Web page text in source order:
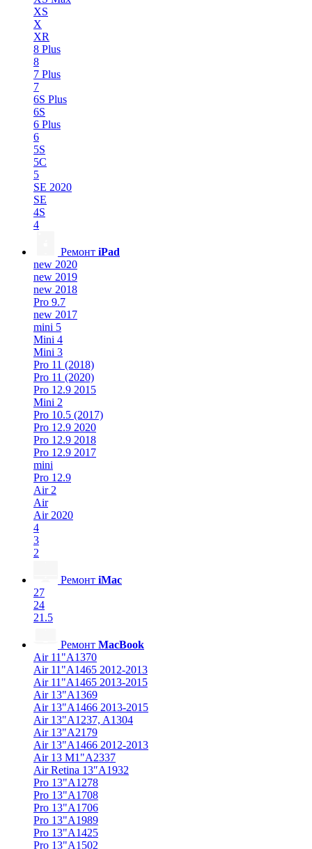
XS
X
XR
8 Plus
8
7 Plus
7
6S Plus
6S
6 Plus
6
5S
5C
5
SE 2020
SE
4S
4
Ремонт iPad
new 2020
new 2019
new 2018
Pro 9.7
new 2017
mini 5
Mini 4
Mini 3
Pro 11 (2018)
Pro 11 (2020)
Pro 12.9 2015
Mini 2
Pro 10.5 (2017)
Pro 12.9 2020
Pro 12.9 2018
Pro 12.9 2017
mini
Pro 12.9
Air 2
Air
Air 2020
4
3
2
Ремонт iMac
27
24
21.5
Ремонт MacBook
Air 11"A1370
Air 11"A1465 2012-2013
Air 11"A1465 2013-2015
Air 13"A1369
Air 13"A1466 2013-2015
Air 13"A1237, A1304
Air 13"A2179
Air 13"A1466 2012-2013
Air 13 M1"A2337
Air Retina 13″A1932
Pro 13"A1278
Pro 13"A1708
Pro 13"A1706
Pro 13"A1989
Pro 13"A1425
Pro 13"A1502